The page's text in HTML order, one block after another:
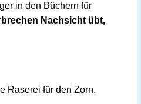
in den Büchern für
Nachsicht übt,
Raserei für den Zorn.